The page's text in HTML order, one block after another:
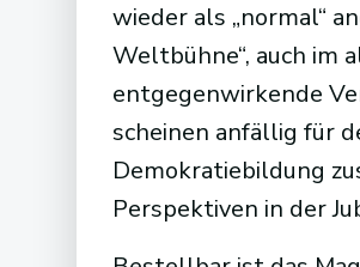
wieder als „normal“
Weltbühne“, auch im
entgegenwirkende
scheinen anfällig für
Demokratiebildung
Perspektiven in der